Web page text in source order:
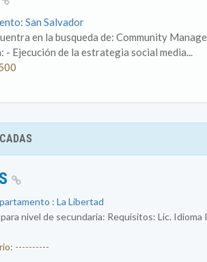
San Salvador
en la busqueda de: Community
Ejecución de la estrategia social media...
: La Libertad
nivel de secundaria: Requisitos: Lic.
----------